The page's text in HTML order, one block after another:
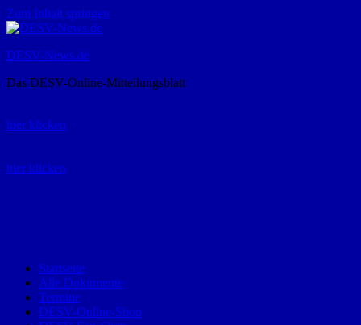
Zum Inhalt springen
DESV-News.de
Das DESV-Online-Mitteilungsblatt
hier klicken
hier klicken
Startseite
Alle Dokumente
Termine
DESV-Online-Shop